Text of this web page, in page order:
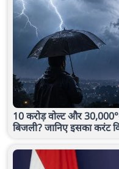
10 करोड़ वोल्ट और
बिजली? जानिए इसका करंट